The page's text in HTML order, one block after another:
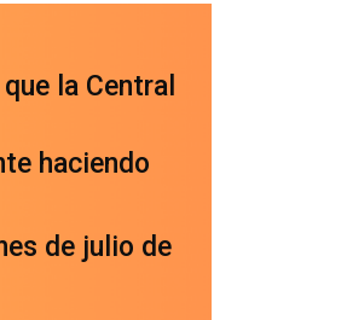
la Central
haciendo
de julio de